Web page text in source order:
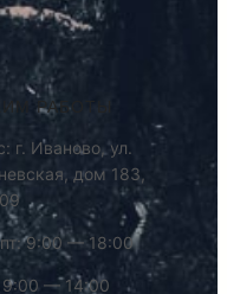
РАБОТЫ
г. Иваново, ул.
дом 183,
9:00 — 18:00
9:00 — 14:00